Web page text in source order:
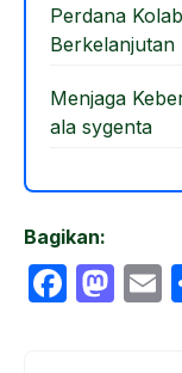
Perdana
Berkelanjutan
Menjaga
ala sygenta
Bagikan:
F
M